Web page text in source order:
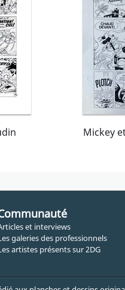
Mickey
et interviews
galeries des professionnels
artistes présents sur 2DG